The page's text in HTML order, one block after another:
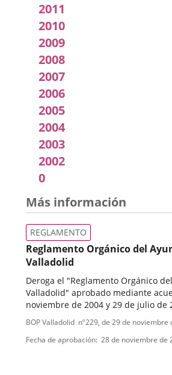
2011
2010
2009
2008
2007
2006
2005
2004
2003
2002
0
Más información
Reglamento Orgánico del
Valladolid
Deroga el "Reglamento Orgánico
Valladolid" aprobado mediante
noviembre de 2004 y 29 de julio de
Tipo
de
REGLAMENTO
Referencia
BOP Valladolid nº229, de 29 de noviembre
Fecha de aprobación 28 de noviembre de